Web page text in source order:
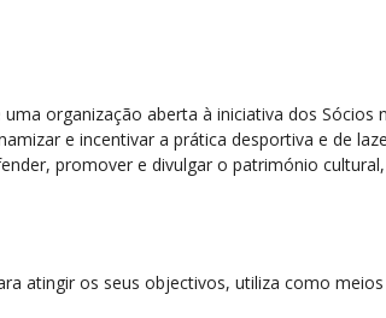
uma organização aberta à iniciativa dos
e incentivar a prática desportiva e de
promover e divulgar o património
atingir os seus objectivos, utiliza como